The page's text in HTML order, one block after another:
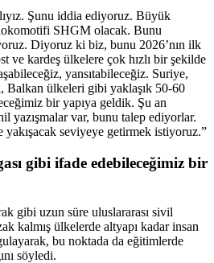
Şunu iddia ediyoruz. Büyük
SHGM olacak. Bunu
Diyoruz ki biz, bunu 2026’nın ilk
ve kardeş ülkelere çok hızlı bir şekilde
yansıtabileceğiz. Suriye,
ülkeleri gibi yaklaşık 50-60
bir yapıya geldik. Şu an
yazışmalar var, bunu talep ediyorlar.
seviyeye getirmek istiyoruz.”
gibi ifade edebileceğimiz bir
gibi uzun süre uluslararası sivil
kalmış ülkelerde altyapı kadar insan
bu noktada da eğitimlerde
söyledi.